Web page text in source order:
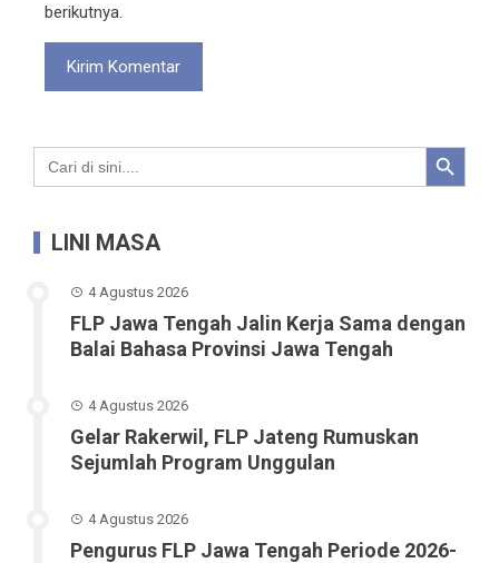
berikutnya.
Search
for:
Search Button
LINI MASA
4 Agustus 2026
FLP Jawa Tengah Jalin Kerja Sama dengan
Balai Bahasa Provinsi Jawa Tengah
4 Agustus 2026
Gelar Rakerwil, FLP Jateng Rumuskan
Sejumlah Program Unggulan
4 Agustus 2026
Pengurus FLP Jawa Tengah Periode 2026-